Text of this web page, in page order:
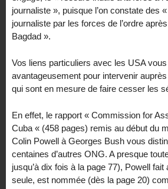
journaliste », puisque l’on constate des
journaliste par les forces de l’ordre
Bagdad ».
Vos liens particuliers avec les USA
avantageusement pour intervenir
qui sont en mesure de faire cesser les
En effet, le rapport « Commission for
Cuba « (458 pages) remis au début du
Colin Powell à Georges Bush vous
centaines d’autres ONG. A presque
jusqu’à dix fois à la page 77), Powell
seule, est nommée (dès la page 20)